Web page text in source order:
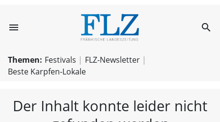
menu FLZ – search
Themen: Festivals
FLZ-Newsletter
Beste Karpfen-Lokale
Der Inhalt konnte leider nicht